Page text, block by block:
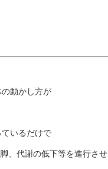
動かし方が
いるだけで
代謝の低下等を進行さ